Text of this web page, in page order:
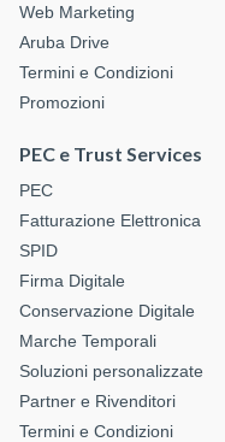
Web Marketing
Aruba Drive
Termini e Condizioni
Promozioni
PEC e Trust Services
PEC
Fatturazione Elettronica
SPID
Firma Digitale
Conservazione Digitale
Marche Temporali
Soluzioni personalizzate
Partner e Rivenditori
Termini e Condizioni